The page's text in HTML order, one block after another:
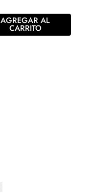
AGREGAR AL
CARRITO